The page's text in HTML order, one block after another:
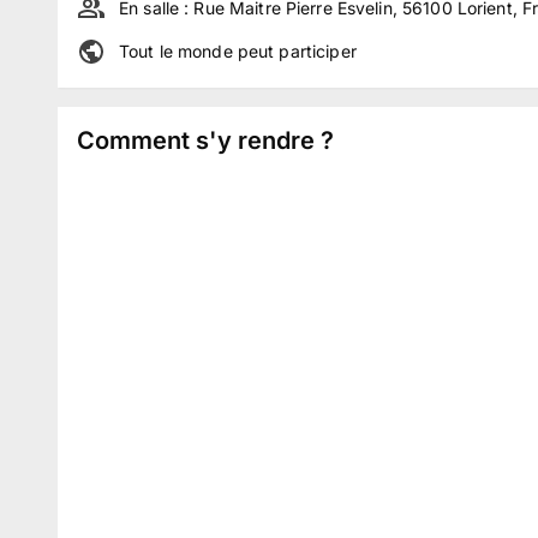
En salle : Rue Maitre Pierre Esvelin, 56100 Lorient,
Tout le monde peut participer
Comment s'y rendre ?